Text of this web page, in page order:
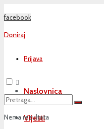
facebook
Doniraj
Prijava
Nema rezultata
Naslovnica
Vijesti